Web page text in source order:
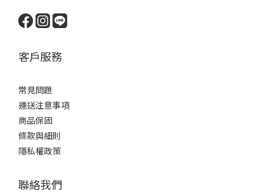
客戶服務
常見問題
運送注意事項
商品保固
條款與細則
隱私權政策
聯絡我們